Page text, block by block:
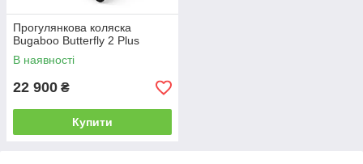
Прогулянкова коляска
Bugaboo Butterfly 2 Plus
В наявності
22 900 ₴
Купити